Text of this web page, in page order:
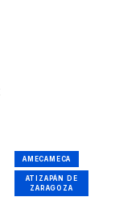
AMECAMECA
ATIZAPÁN DE
ZARAGOZA